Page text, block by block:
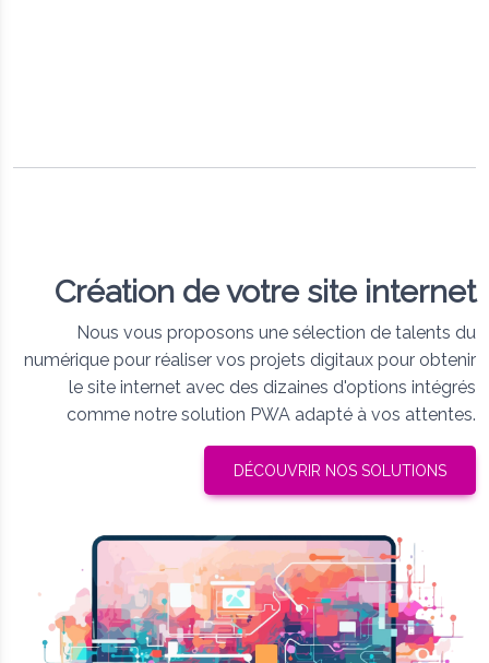
Création de votre site internet
Nous vous proposons une sélection de talents du
numérique pour réaliser vos projets digitaux pour obtenir
le site internet avec des dizaines d'options intégrés
comme notre solution PWA adapté à vos attentes.
DÉCOUVRIR NOS SOLUTIONS